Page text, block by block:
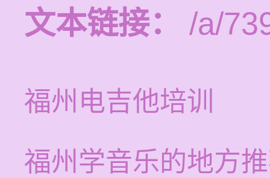
文本链接：
/a/
福州电吉他培训
福州学音乐的地方